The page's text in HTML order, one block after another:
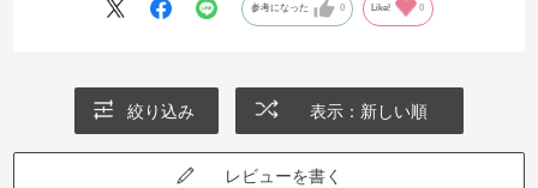
参考になった 0 Like! 0
絞り込み 表示：新しい順
レビューを書く